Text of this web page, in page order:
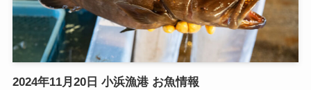
2024年11月20日 小浜漁港 お魚情報